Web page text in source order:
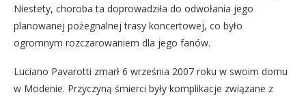
Niestety, choroba ta doprowadziła do odwołania jego
planowanej pożegnalnej trasy koncertowej, co było
ogromnym rozczarowaniem dla jego fanów.
Luciano Pavarotti zmarł 6 września 2007 roku w swoim domu
w Modenie. Przyczyną śmierci były komplikacje związane z